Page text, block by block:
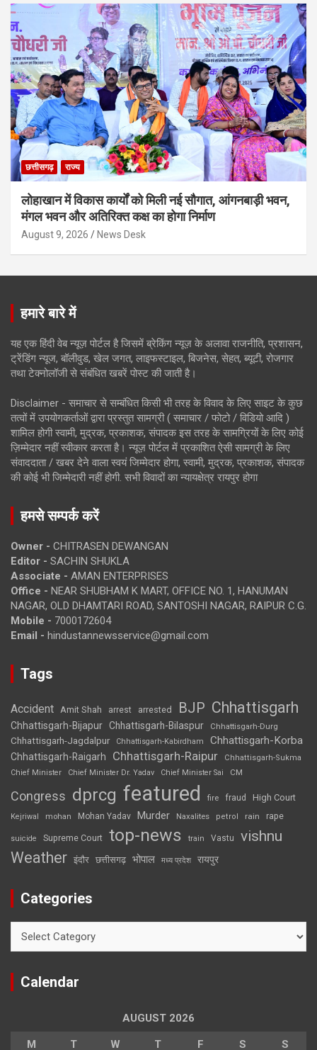
छत्तीसगढ़ राज्य
लोहाखान में विकास कार्यों को मिली नई सौगात, आंगनबाड़ी भवन,
मंगल भवन और अतिरिक्त कक्ष का होगा निर्माण
August 9, 2026 News Desk
हमारे बारे में
यह एक हिंदी वेब न्यूज़ पोर्टल है जिसमें ब्रेकिंग न्यूज़ के अलावा राजनीति, प्रशासन,
ट्रेंडिंग न्यूज, बॉलीवुड, खेल जगत, लाइफस्टाइल, बिजनेस, सेहत, ब्यूटी, रोजगार
तथा टेक्नोलॉजी से संबंधित खबरें पोस्ट की जाती है।
Disclaimer - समाचार से सम्बंधित किसी भी तरह के विवाद के लिए साइट के कुछ
तत्वों में उपयोगकर्ताओं द्वारा प्रस्तुत सामग्री ( समाचार / फोटो / विडियो आदि )
शामिल होगी स्वामी, मुद्रक, प्रकाशक, संपादक इस तरह के सामग्रियों के लिए कोई
ज़िम्मेदार नहीं स्वीकार करता है। न्यूज़ पोर्टल में प्रकाशित ऐसी सामग्री के लिए
संवाददाता / खबर देने वाला स्वयं जिम्मेदार होगा, स्वामी, मुद्रक, प्रकाशक, संपादक
की कोई भी जिम्मेदारी नहीं होगी. सभी विवादों का न्यायक्षेत्र रायपुर होगा
हमसे सम्पर्क करें
Owner - CHITRASEN DEWANGAN
Editor - SACHIN SHUKLA
Associate - AMAN ENTERPRISES
Office - NEAR SHUBHAM K MART, OFFICE NO. 1, HANUMAN
NAGAR, OLD DHAMTARI ROAD, SANTOSHI NAGAR, RAIPUR C.G.
Mobile - 7000172604
Email - hindustannewsservice@gmail.com
Tags
Accident Amit Shah arrest arrested BJP Chhattisgarh
Chhattisgarh-Bijapur Chhattisgarh-Bilaspur Chhattisgarh-Durg
Chhattisgarh-Jagdalpur Chhattisgarh-Kabirdham Chhattisgarh-Korba
Chhattisgarh-Raigarh Chhattisgarh-Raipur
Chhattisgarh-Sukma
Chief Minister
Chief Minister Dr. Yadav Chief Minister Sai CM
Congress dprcg featured fire fraud High Court
Kejriwal mohan Mohan Yadav Murder Naxalites petrol rain rape
suicide Supreme Court top-news train Vastu vishnu
Weather इंदौर छत्तीसगढ़ भोपाल मध्य प्रदेश रायपुर
Categories
Calendar
AUGUST 2026
M T W T F S S